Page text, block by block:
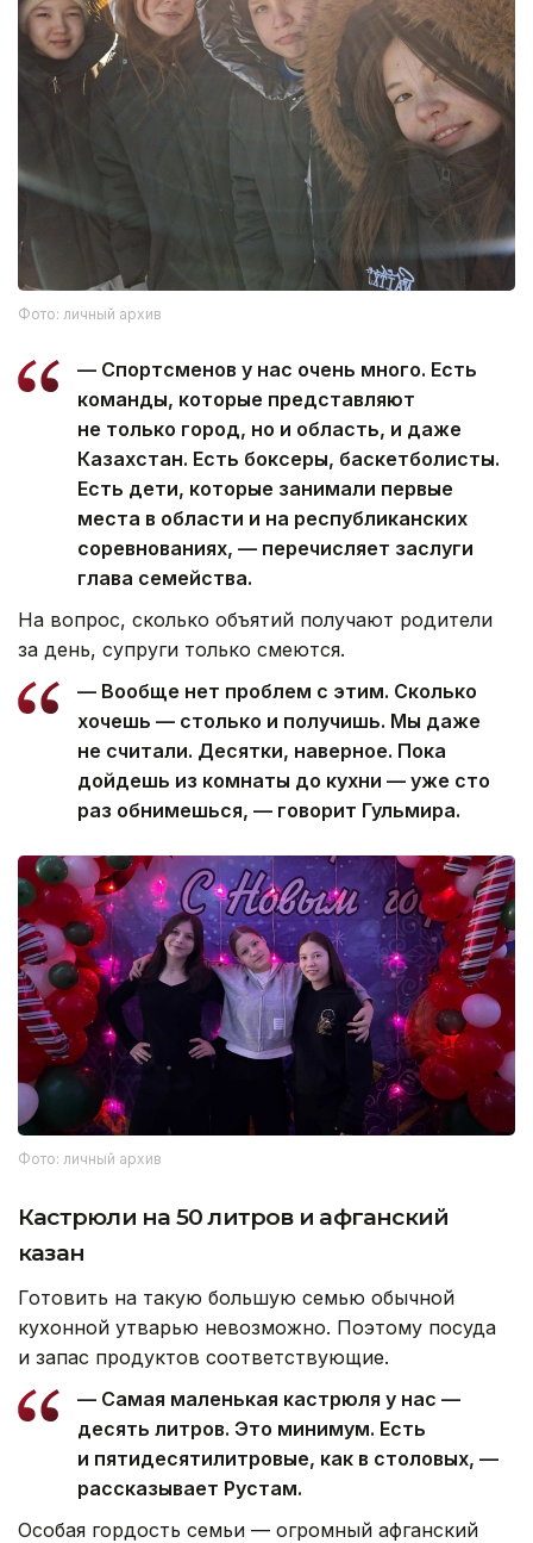
Фото: личный архив
— Спортсменов у нас очень много. Есть
команды, которые представляют
не только город, но и область, и даже
Казахстан. Есть боксеры, баскетболисты.
Есть дети, которые занимали первые
места в области и на республиканских
соревнованиях, — перечисляет заслуги
глава семейства.
На вопрос, сколько объятий получают родители
за день, супруги только смеются.
— Вообще нет проблем с этим. Сколько
хочешь — столько и получишь. Мы даже
не считали. Десятки, наверное. Пока
дойдешь из комнаты до кухни — уже сто
раз обнимешься, — говорит Гульмира.
Фото: личный архив
Кастрюли на 50 литров и афганский
казан
Готовить на такую большую семью обычной
кухонной утварью невозможно. Поэтому посуда
и запас продуктов соответствующие.
— Самая маленькая кастрюля у нас —
десять литров. Это минимум. Есть
и пятидесятилитровые, как в столовых, —
рассказывает Рустам.
Особая гордость семьи — огромный афганский